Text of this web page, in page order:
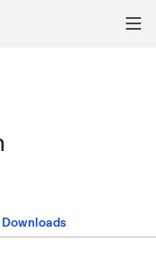

Downloads